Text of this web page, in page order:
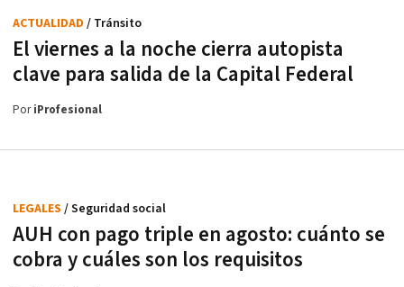
El viernes a la noche cierra autopista
clave para salida de la Capital Federal
ACTUALIDAD / Tránsito
PoriProfesional
AUH con pago triple en agosto: cuánto se
cobra y cuáles son los requisitos
LEGALES / Seguridad social